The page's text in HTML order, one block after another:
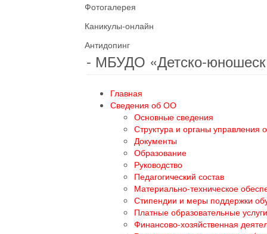
Фотогалерея
Каникулы-онлайн
Антидопинг
- МБУДО «Детско-
Главная
Сведения об ОО
Основные сведения
Структура и органы управления
Документы
Образование
Руководство
Педагогический состав
Материально-техническое
Стипендии и меры поддержки
Платные образовательные услуги
Финансово-хозяйственная